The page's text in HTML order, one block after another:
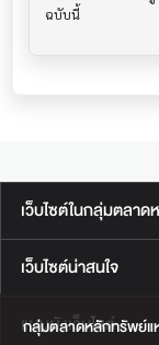
กลุ่มตลาดหลักทรัพย์แ
ฉบับนี้
เว็บไซต์ในกลุ่มตลา
เว็บไซต์น่าสนใจ
แผนผังเว็บไซต์